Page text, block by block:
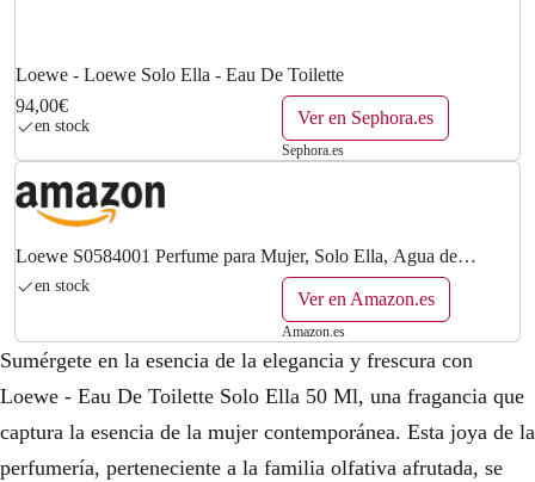
Loewe - Loewe Solo Ella - Eau De Toilette
94,00€
en stock Ver en Sephora.es
Sephora.es
Loewe S0584001 Perfume para Mujer, Solo Ella, Agua de
Tocador, 50 ml
en stock
Ver en Amazon.es
Amazon.es
Sumérgete en la esencia de la elegancia y frescura con
Loewe - Eau De Toilette Solo Ella 50 Ml, una fragancia que
captura la esencia de la mujer contemporánea. Esta joya de la
perfumería, perteneciente a la familia olfativa afrutada, se